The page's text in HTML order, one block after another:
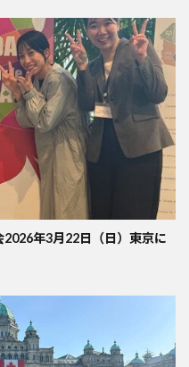
2026年3月22日（日）東京に